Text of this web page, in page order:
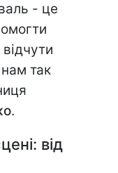
- це
нам так
.
від